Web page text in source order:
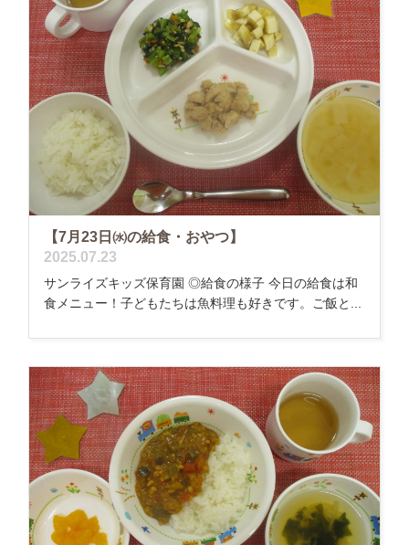
【7月23日㈬の給食・おやつ】
2025.07.23
サンライズキッズ保育園 ◎給食の様子 今日の給食は和
食メニュー！子どもたちは魚料理も好きです。ご飯と...